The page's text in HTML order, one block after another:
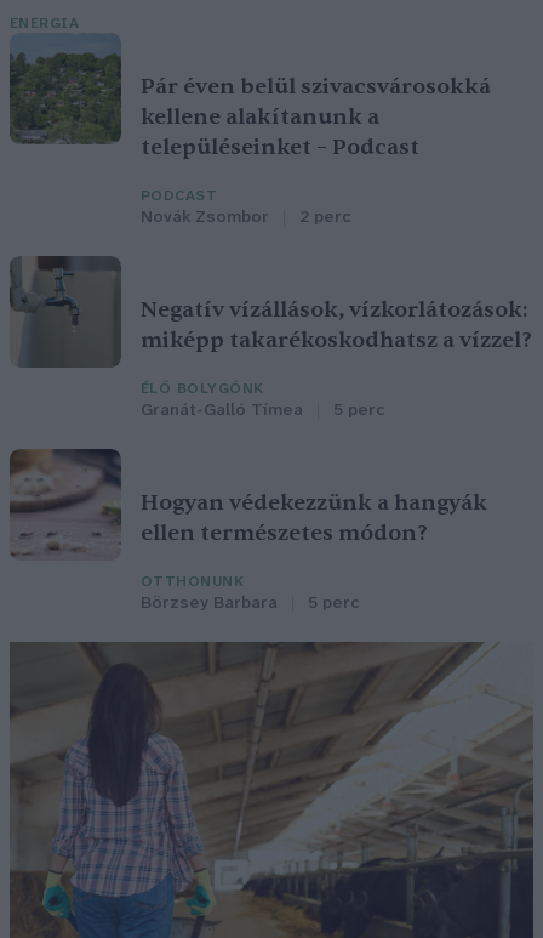
ENERGIA
Pár éven belül szivacsvárosokká
kellene alakítanunk a
településeinket – Podcast
PODCAST
Novák Zsombor 2 perc
Negatív vízállások, vízkorlátozások:
miképp takarékoskodhatsz a vízzel?
ÉLŐ BOLYGÓNK
Granát-Galló Tímea 5 perc
Hogyan védekezzünk a hangyák
ellen természetes módon?
OTTHONUNK
Börzsey Barbara 5 perc